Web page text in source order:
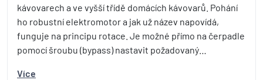
kávovarech a ve vyšší třídě domácích kávovarů. Pohání
ho robustní elektromotor a jak už název napovídá,
funguje na principu rotace. Je možné přímo na čerpadle
pomocí šroubu (bypass) nastavit požadovaný…
Více